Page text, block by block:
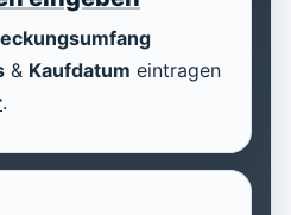
& Kaufdatum eintragen
.